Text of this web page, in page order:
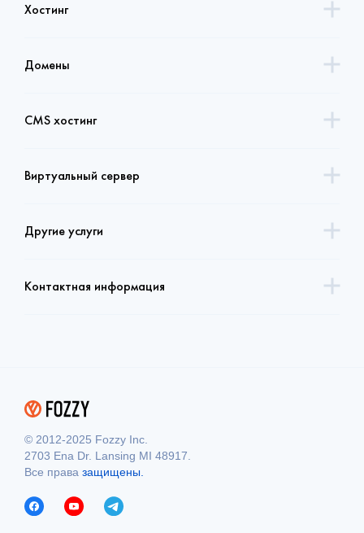
Хостинг
Домены
CMS хостинг
Виртуальный сервер
Другие услуги
Контактная информация
© 2012-2025 Fozzy Inc.
2703 Ena Dr. Lansing MI 48917.
Все права защищены.